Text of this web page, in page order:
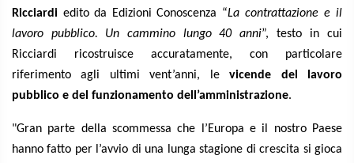
Ricciardi edito da Edizioni Conoscenza “La contrattazione e il
lavoro pubblico. Un cammino lungo 40 anni”, testo in cui
Ricciardi ricostruisce accuratamente, con particolare
riferimento agli ultimi vent’anni, le vicende del lavoro
pubblico e del funzionamento dell’amministrazione.
"Gran parte della scommessa che l’Europa e il nostro Paese
hanno fatto per l’avvio di una lunga stagione di crescita si gioca